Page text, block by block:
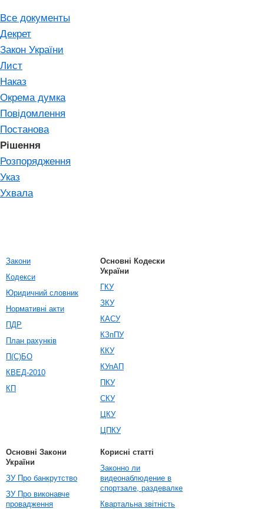
Все документы
Декрет
Закон України
Лист
Наказ
Окрема думка
Повідомлення
Постанова
Рішення
Розпорядження
Указ
Ухвала
Закони
Кодекси
Юридичний словник
Нормативні акти
ПДР
План рахунків
П(С)БО
КВЕД-2010
КП
Основні Кодески
України
ГКУ
ЗКУ
КАСУ
КЗпПУ
ККУ
КУпАП
ПКУ
СКУ
ЦКУ
ЦПКУ
Основні Закони
України
ЗУ Про банкрутство
ЗУ Про виконавче
провадження
Корисні статті
Законно ли
видеонаблюдение в
спортзале, раздевалке
Квартальна звітність